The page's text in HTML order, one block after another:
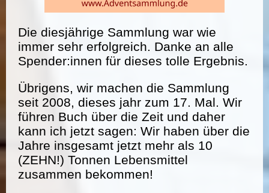
Die diesjährige Sammlung war wie
immer sehr erfolgreich. Danke an alle
Spender:innen für dieses tolle Ergebnis.
Übrigens, wir machen die Sammlung
seit 2008, dieses jahr zum 17. Mal. Wir
führen Buch über die Zeit und daher
kann ich jetzt sagen: Wir haben über die
Jahre insgesamt jetzt mehr als 10
(ZEHN!) Tonnen Lebensmittel
zusammen bekommen!